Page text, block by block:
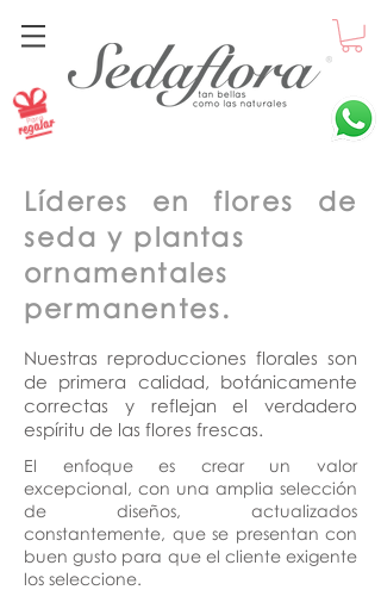
Líderes en flores de
seda y plantas
ornamentales
permanentes.
Nuestras reproducciones florales son
de primera calidad, botánicamente
correctas y reflejan el verdadero
espíritu de las flores frescas.
El enfoque es crear un valor
excepcional, con una amplia selección
de diseños, actualizados
constantemente, que se presentan con
buen gusto para que el cliente exigente
los seleccione.